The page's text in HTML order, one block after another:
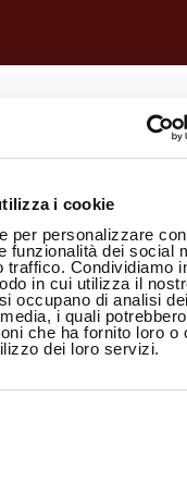
i cookie
per personalizzare
funzionalità dei social
traffico. Condividiamo
in cui utilizza il
occupano di analisi
i quali
che ha fornito loro o
dei loro servizi.
大菜系